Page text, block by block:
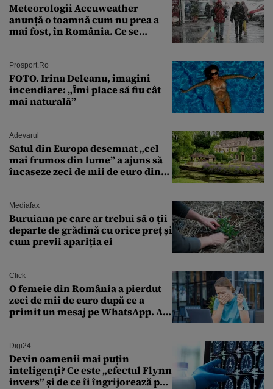
Meteorologii Accuweather
anunță o toamnă cum nu prea a
mai fost, în România. Ce se
București. Pe ce dată ninge
Prosport.ro
FOTO. Irina Deleanu, imagini
incendiare: „Îmi place să fiu cât
mai naturală”
Adevarul
Satul din Europa desemnat „cel
mai frumos din lume” a ajuns să
încaseze zeci de mii de euro din
Mediafax
Buruiana pe care ar trebui să o ții
departe de grădină cu orice preț și
cum previi apariția ei
Click
O femeie din România a pierdut
zeci de mii de euro după ce a
primit un mesaj pe WhatsApp. A
Digi24
Devin oamenii mai puțin
inteligenți? Ce este „efectul Flynn
invers” și de ce îi îngrijorează pe